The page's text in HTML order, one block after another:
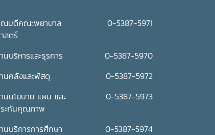
โจ้ผู้เข้าร่วมพิธีได้ถวายเทียนพรรษาและ
รูป (9 วัด) เพื่อสืบสานและทำนุบำรุง
พระพุทธศาสนา เนื่องในเทศกาลเข้า
พรรษา อันเป็นประเพณีสำคัญของ
เสริมการอนุรักษ์ศิลปวัฒนธรรมและ
ปลูกฝังคุณธรรม จริยธรรม ตลอดจน
สร้างความเป็นสิริมงคลแก่ชีวิตคณะ
บดีคณะพยาบาล
สตร์
0-5387-5971
นบริหารและธุรการ
0-5387-5970
นคลังและพัสดุ
0-5387-5972
นนโยบาย แผน และ
ะกันคุณภาพ
0-5387-5973
นบริการการศึกษา 0-5387-5974